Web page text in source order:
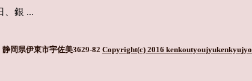
銀 ...
岡県伊東市宇佐美3629-82 Copyright(c) 2016 kenkoutyoujyukenkyujyo